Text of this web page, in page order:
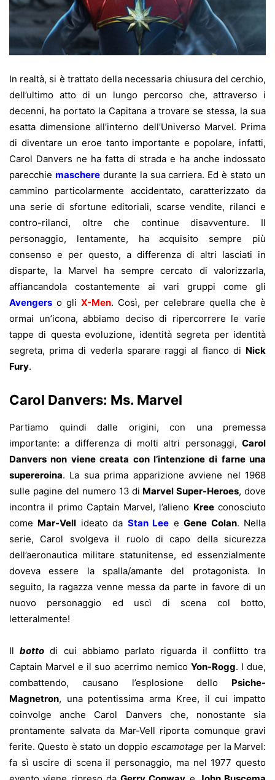
In realtà, si è trattato della necessaria chiusura del cerchio,
dell’ultimo atto di un lungo percorso che, attraverso i
decenni, ha portato la Capitana a trovare se stessa, la sua
esatta dimensione all’interno dell’Universo Marvel. Prima
di diventare un eroe tanto importante e popolare, infatti,
Carol Danvers ne ha fatta di strada e ha anche indossato
parecchie maschere durante la sua carriera. Ed è stato un
cammino particolarmente accidentato, caratterizzato da
una serie di sfortune editoriali, scarse vendite, rilanci e
contro-rilanci, oltre che continue disavventure. Il
personaggio, lentamente, ha acquisito sempre più
consenso e per questo, a differenza di altri lasciati in
disparte, la Marvel ha sempre cercato di valorizzarla,
affiancandola costantemente ai vari gruppi come gli
Avengers o gli X-Men. Così, per celebrare quella che è
ormai un’icona, abbiamo deciso di ripercorrere le varie
tappe di questa evoluzione, identità segreta per identità
segreta, prima di vederla sparare raggi al fianco di Nick
Fury.
Carol Danvers: Ms. Marvel
Partiamo quindi dalle origini, con una premessa
importante: a differenza di molti altri personaggi, Carol
Danvers non viene creata con l’intenzione di farne una
supereroina. La sua prima apparizione avviene nel 1968
sulle pagine del numero 13 di Marvel Super-Heroes, dove
incontra il primo Captain Marvel, l’alieno Kreeconosciuto
come Mar-Vell ideato da Stan Lee eGene Colan. Nella
serie, Carol svolgeva il ruolo di capo della sicurezza
dell’aeronautica militare statunitense, ed essenzialmente
doveva essere la spalla/amante del protagonista. In
seguito, la ragazza venne messa da parte in favore di un
nuovo personaggio ed uscì di scena col botto,
letteralmente!
Ilbotto di cui abbiamo parlato riguarda il conflitto tra
Captain Marvel e il suo acerrimo nemico Yon-Rogg. I due,
combattendo, causano l’esplosione dello Psiche-
Magnetron, una potentissima arma Kree, il cui impatto
coinvolge anche Carol Danvers che, nonostante sia
prontamente salvata da Mar-Vell riporta comunque gravi
ferite. Questo è stato un doppio escamotage per la Marvel:
fa sì uscire di scena il personaggio, ma nel 1977 questo